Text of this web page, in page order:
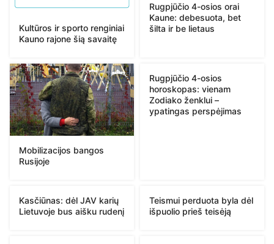
Kultūros ir sporto renginiai
Kauno rajone šią savaitę
Rugpjūčio 4-osios orai
Kaune: debesuota, bet
šilta ir be lietaus
Mobilizacijos bangos
Rusijoje
Rugpjūčio 4-osios
horoskopas: vienam
Zodiako ženklui –
ypatingas perspėjimas
Kasčiūnas: dėl JAV karių
Lietuvoje bus aišku rudenį
Teismui perduota byla dėl
išpuolio prieš teisėją